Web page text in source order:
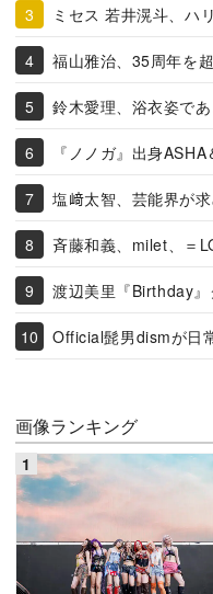
ミセス 若井滉斗、ハ
福山雅治、35周年を
鈴木愛理、浴衣姿で
『ノノガ』出身
塩﨑太智、芸能界が
斉藤和義、milet、＝
渡辺美里『Birthday
Official髭男dismが日
画像ランキング